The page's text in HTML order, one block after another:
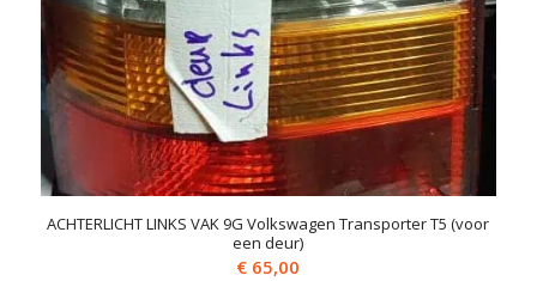
ACHTERLICHT LINKS VAK 9G Volkswagen Transporter T5 (voor
een deur)
€ 65,00